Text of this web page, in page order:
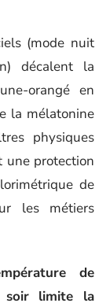
(mode nuit
décalent la
orangé en
la mélatonine
physiques
protection
de
les métiers
de
limite la